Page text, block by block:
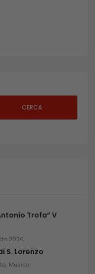
CERCA
Trofa” V
2026
S. Lorenzo
Musica